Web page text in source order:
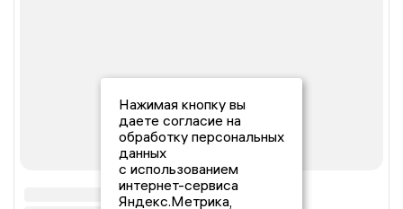
Нажимая кнопку вы
даете согласие на
обработку персональных
данных
с использованием
интернет-сервиса
Яндекс.Метрика,